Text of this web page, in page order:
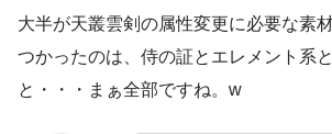
大半が天叢雲剣の属性変更に必要な素
つかったのは、侍の証とエレメント系
と・・・まぁ全部ですね。w